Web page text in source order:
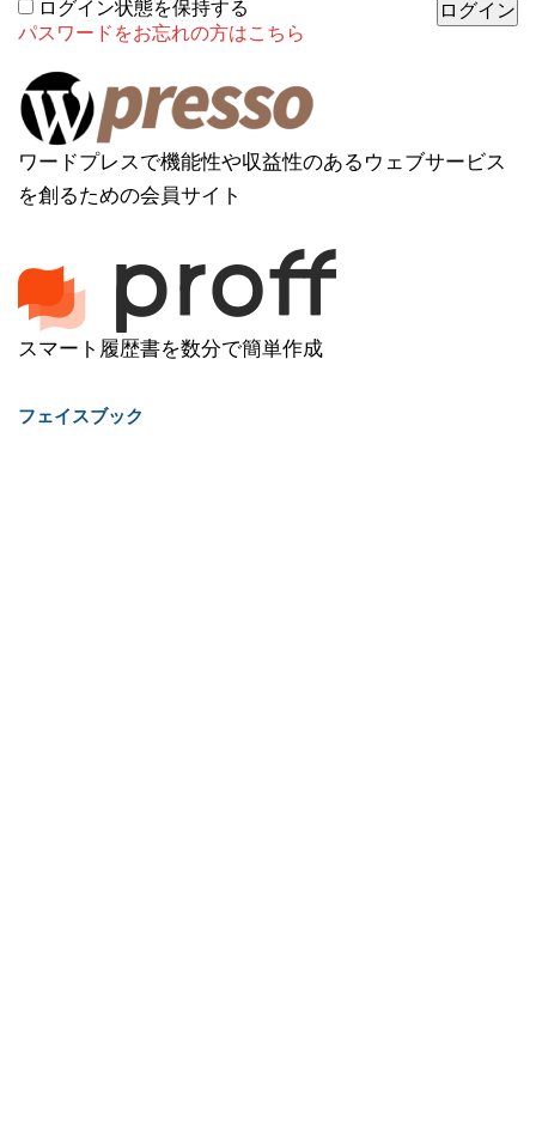
ログイン状態を保持する
パスワードをお忘れの方はこちら
ワードプレスで機能性や収益性のあるウェブサービス
を創るための会員サイト
スマート履歴書を数分で簡単作成
フェイスブック